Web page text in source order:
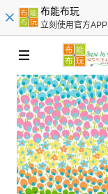
布能布玩
立刻使用官方APP